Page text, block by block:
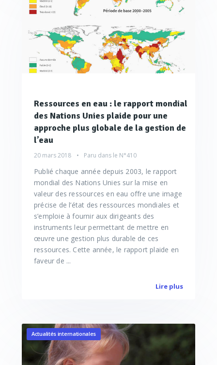
Ressources en eau : le rapport mondial
des Nations Unies plaide pour une
approche plus globale de la gestion de
l’eau
20 mars 2018 Paru dans le N°410
Publié chaque année depuis 2003, le rapport
mondial des Nations Unies sur la mise en
valeur des ressources en eau offre une image
précise de l’état des ressources mondiales et
s’emploie à fournir aux dirigeants des
instruments leur permettant de mettre en
œuvre une gestion plus durable de ces
ressources. Cette année, le rapport plaide en
faveur de ...
Lire plus
Actualités internationales